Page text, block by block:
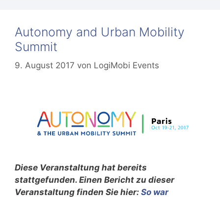
Autonomy and Urban Mobility
Summit
9. August 2017 von LogiMobi Events
Diese Veranstaltung hat bereits
stattgefunden. Einen Bericht zu dieser
Veranstaltung finden Sie hier: So war